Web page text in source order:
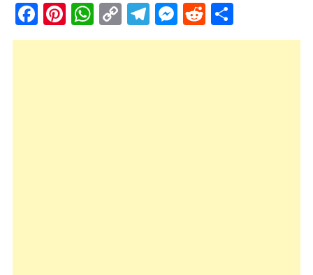
Facebook
Pinterest
WhatsApp
Copy
Link
Telegram
Messenger
Reddit
Share